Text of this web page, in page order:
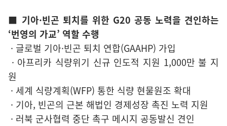
■ 기아·빈곤 퇴치를 위한 G20 공동 노력을 견인하는
‘번영의 가교’ 역할 수행
· 글로벌 기아·빈곤 퇴치 연합(GAAHP) 가입
· 아프리카 식량위기 신규 인도적 지원 1,000만 불 지
원
· 세계 식량계획(WFP) 통한 식량 현물원조 확대
· 기아, 빈곤의 근본 해법인 경제성장 촉진 노력 지원
· 러북 군사협력 중단 촉구 메시지 공동발신 견인